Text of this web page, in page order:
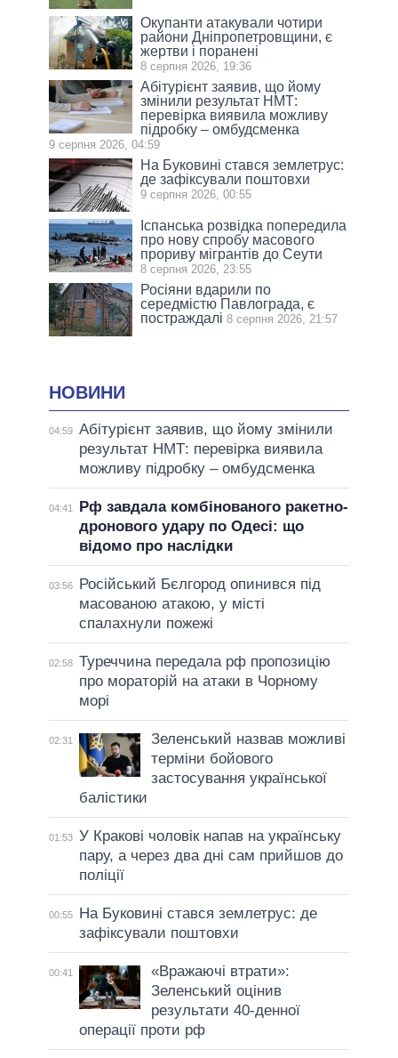
Окупанти атакували чотири
райони Дніпропетровщини, є
жертви і поранені
8 серпня 2026, 19:36
Абітурієнт заявив, що йому
змінили результат НМТ:
перевірка виявила можливу
підробку – омбудсменка
9 серпня 2026, 04:59
На Буковині стався землетрус:
де зафіксували поштовхи
9 серпня 2026, 00:55
Іспанська розвідка попередила
про нову спробу масового
прориву мігрантів до Сеути
8 серпня 2026, 23:55
Росіяни вдарили по
середмістю Павлограда, є
постраждалі 8 серпня 2026, 21:57
НОВИНИ
04:59 Абітурієнт заявив, що йому змінили
результат НМТ: перевірка виявила
можливу підробку – омбудсменка
04:41
Рф завдала комбінованого ракетно-
дронового удару по Одесі: що
відомо про наслідки
03:56
Російський Бєлгород опинився під
масованою атакою, у місті
спалахнули пожежі
02:58 Туреччина передала рф пропозицію
про мораторій на атаки в Чорному
морі
02:31
Зеленський назвав можливі
терміни бойового
застосування української
балістики
01:53 У Кракові чоловік напав на українську
пару, а через два дні сам прийшов до
поліції
00:55
На Буковині стався землетрус: де
зафіксували поштовхи
00:41
«Вражаючі втрати»:
Зеленський оцінив
результати 40-денної
операції проти рф